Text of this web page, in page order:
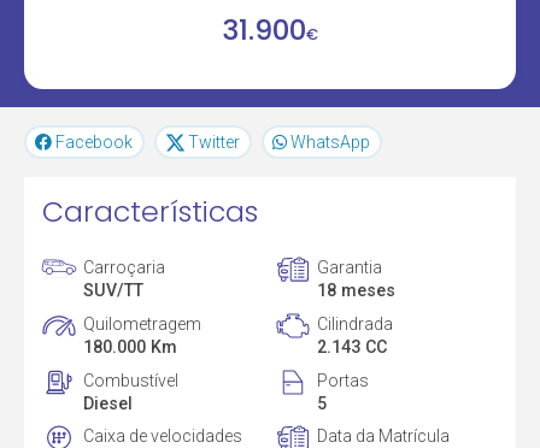
31.900€
Facebook Twitter WhatsApp
Características
Carroçaria
SUV/TT
Garantia
18 meses
Quilometragem
180.000 Km
Cilindrada
2.143 CC
Combustível
Diesel
Portas
5
Caixa de velocidades
Data da Matrícula